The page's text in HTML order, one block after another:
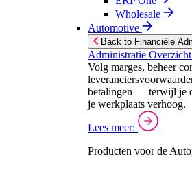
Wholesale
Automotive
Back to Financiële
Administratie
Volg marges, beheer
betalingen — terwijl je
je werkplaats verhoog.
Lees meer:
Producten voor de